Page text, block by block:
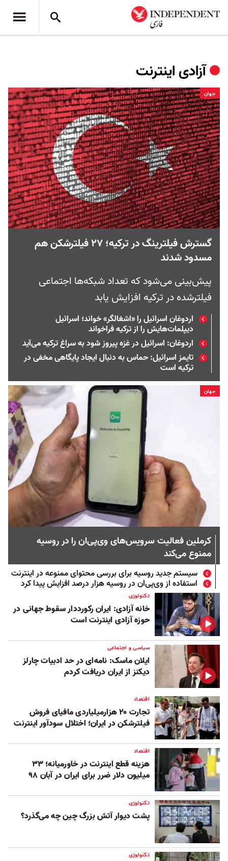
آزادی اینترنت
جهان
گسترش فیلترینگ در ترکیه؛ ۲۷ فیلترشکن هم
مسدود شدند
پیش‌بینی می‌شود که تعداد شبکه‌ها اجتماعی
فیلترشده در ترکیه افزایش یابد
اردوغان اسرائیل را «اشغالگر» خواند؛ اسرائیل
دیپلمات‌هایش را از ترکیه فراخواند ‏
اردوغان: اسرائیل در غزه پیروز شود به سراغ ترکیه می‌آید
تایمز اسرائیل: حماس به دنبال ایجاد پایگاهی مخفی در
ترکیه است
جهان
کرملین فعالیت سرویس‌های وی‌پی‌ان را در روسیه
ممنوع می‌کند
سیستم جدید روسیه برای بررسی محتوای ممنوعه در اینترنت
استفاده از وی‌پی‌ان در روسیه هزار درصد افزایش پیدا کرد
تکنولوژی
خانه آزادی: ایران رکورددار سقوط جهانی در
حوزه آزادی اینترنت است
سیاسی و اجتماعی
ایلان ماسک: نامه‌ای در حد ادبیات چارلز
دیکنز از ایران دریافت کردم
اقتصاد
تجارت ۲۰ هزارمیلیاردی مافیای فروش
فیلترشکن در ایران؛ اختلال سودآور اینترنت
اقتصاد
هزینه قطع اینترنت در خاورمیانه؛ ۳۳
میلیون دلار ضرر برای ایران در آبان ۹۸
تکنولوژی
پشت دیوار آتش بزرگ چین چه می‌گذرد؟
تکنولوژی